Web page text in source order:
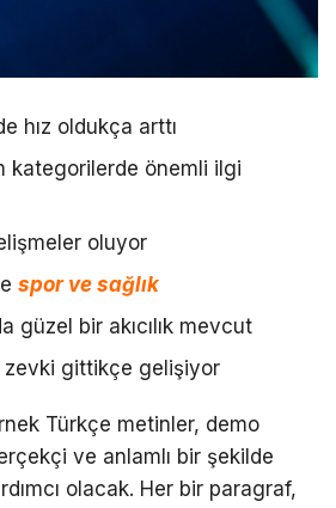
hız oldukça arttı
kategorilerde önemli ilgi
oluyor
spor ve sağlık
güzel bir akıcılık mevcut
zevki gittikçe gelişiyor
Türkçe metinler, demo
ve anlamlı bir şekilde
olacak. Her bir paragraf,